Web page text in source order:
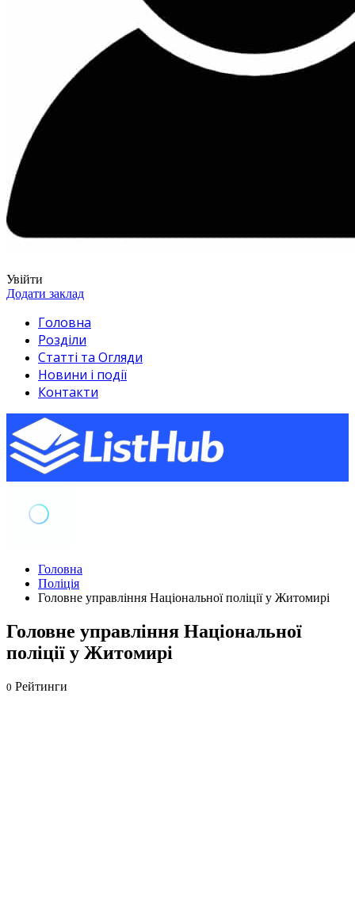
Увійти
Додати заклад
Головна
Розділи
Статті та Огляди
Новини і події
Контакти
Головна
Поліція
Головне управління Національної поліції у Житомирі
Головне управління Національної
поліції у Житомирі
0 Рейтинги